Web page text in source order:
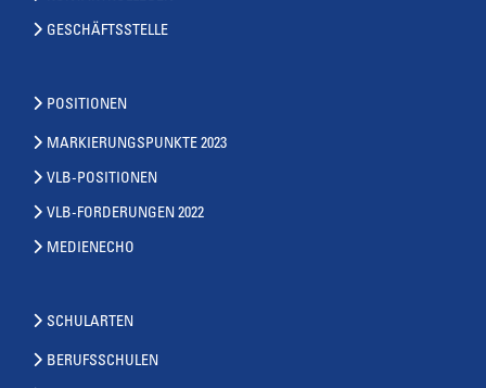
GESCHÄFTSSTELLE
POSITIONEN
MARKIERUNGSPUNKTE 2023
VLB-POSITIONEN
VLB-FORDERUNGEN 2022
MEDIENECHO
SCHULARTEN
BERUFSSCHULEN